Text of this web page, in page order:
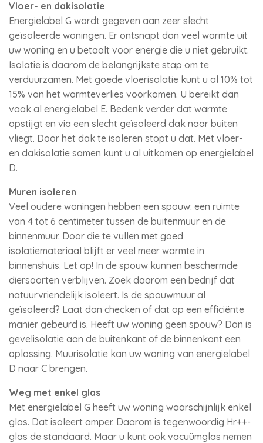
Vloer- en dakisolatie
Energielabel G wordt gegeven aan zeer slecht
geïsoleerde woningen. Er ontsnapt dan veel warmte uit
uw woning en u betaalt voor energie die u niet gebruikt.
Isolatie is daarom de belangrijkste stap om te
verduurzamen. Met goede vloerisolatie kunt u al 10% tot
15% van het warmteverlies voorkomen. U bereikt dan
vaak al energielabel E. Bedenk verder dat warmte
opstijgt en via een slecht geïsoleerd dak naar buiten
vliegt. Door het dak te isoleren stopt u dat. Met vloer-
en dakisolatie samen kunt u al uitkomen op energielabel
D.
Muren isoleren
Veel oudere woningen hebben een spouw: een ruimte
van 4 tot 6 centimeter tussen de buitenmuur en de
binnenmuur. Door die te vullen met goed
isolatiemateriaal blijft er veel meer warmte in
binnenshuis. Let op! In de spouw kunnen beschermde
diersoorten verblijven. Zoek daarom een bedrijf dat
natuurvriendelijk isoleert. Is de spouwmuur al
geïsoleerd? Laat dan checken of dat op een efficiënte
manier gebeurd is. Heeft uw woning geen spouw? Dan is
gevelisolatie aan de buitenkant of de binnenkant een
oplossing. Muurisolatie kan uw woning van energielabel
D naar C brengen.
Weg met enkel glas
Met energielabel G heeft uw woning waarschijnlijk enkel
glas. Dat isoleert amper. Daarom is tegenwoordig Hr++-
glas de standaard. Maar u kunt ook vacuümglas nemen